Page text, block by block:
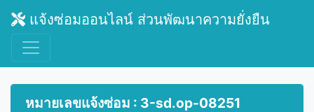
แจ้งซ่อมออนไลน์ ส่วนพัฒนาความยั่งยืน
หมายเลขแจ้งซ่อม : 3-sd.op-08251